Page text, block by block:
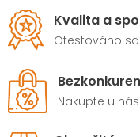
Kvalita a
Otestováno
Nakupte u